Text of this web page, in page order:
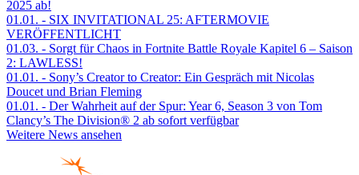
2025 ab!
01.01. - SIX INVITATIONAL 25: AFTERMOVIE
VERÖFFENTLICHT
01.03. - Sorgt für Chaos in Fortnite Battle Royale Kapitel 6 – Saison
2: LAWLESS!
01.01. - Sony’s Creator to Creator: Ein Gespräch mit Nicolas
Doucet und Brian Fleming
01.01. - Der Wahrheit auf der Spur: Year 6, Season 3 von Tom
Clancy’s The Division® 2 ab sofort verfügbar
Weitere News ansehen